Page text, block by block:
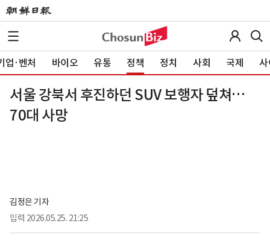
업·벤처 바이오 유통 정책 정치 사회 국제 사
서울 강북서 후진하던 SUV 보행자 덮쳐…
70대 사망
김정은 기자
입력 2026.05.25. 21:25